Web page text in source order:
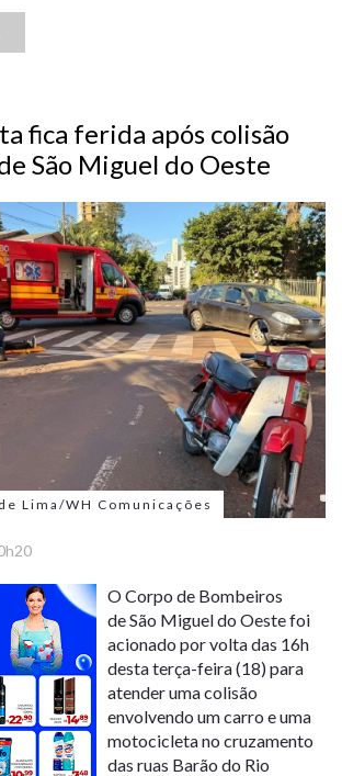
fica ferida após colisão
São Miguel do Oeste
Lima/WH Comunicações
O Corpo de Bombeiros
deSão Miguel do Oestefoi
acionado por volta das 16h
desta terça-feira (18) para
atender uma colisão
envolvendo um carro e uma
motocicleta no cruzamento
das ruas Barão do Rio